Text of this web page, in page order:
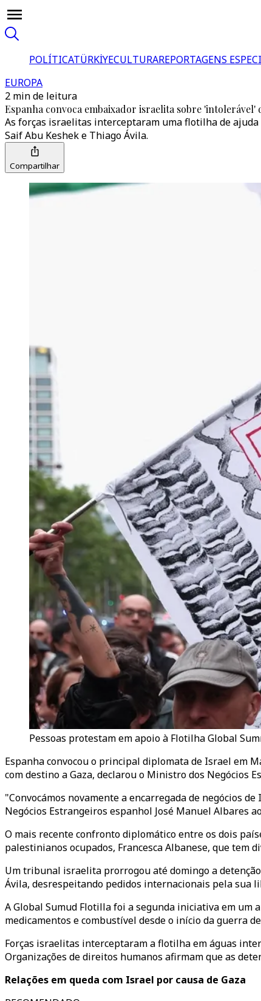
POLÍTICATÜRKİYECULTURAREPORTAGENS
EUROPA
2 min de leitura
Espanha convoca embaixador israelita sobre 'intolerável'
As forças israelitas interceptaram uma flotilha de
Saif Abu Keshek e Thiago Ávila.
Compartilhar
Pessoas protestam em apoio à Flotilha Global
Espanha convocou o principal diplomata de Israel em
com destino a Gaza, declarou o Ministro dos Negócios
"Convocámos novamente a encarregada de negócios
Negócios Estrangeiros espanhol José Manuel Albares
O mais recente confronto diplomático entre os dois
palestinianos ocupados, Francesca Albanese, que tem
Um tribunal israelita prorrogou até domingo a
Ávila, desrespeitando pedidos internacionais pela sua
A Global Sumud Flotilla foi a segunda iniciativa em um
medicamentos e combustível desde o início da guerra
Forças israelitas interceptaram a flotilha em águas
Organizações de direitos humanos afirmam que as
Relações em queda com Israel por causa de Gaza